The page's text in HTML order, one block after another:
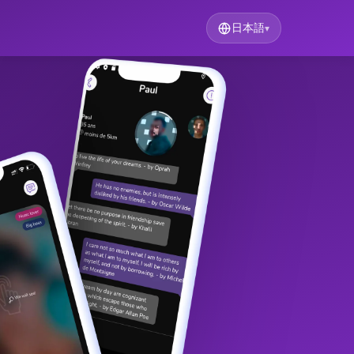
日本語▾